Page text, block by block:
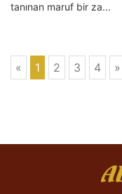
tanınan maruf bir za...
« 1 2 3 4 »